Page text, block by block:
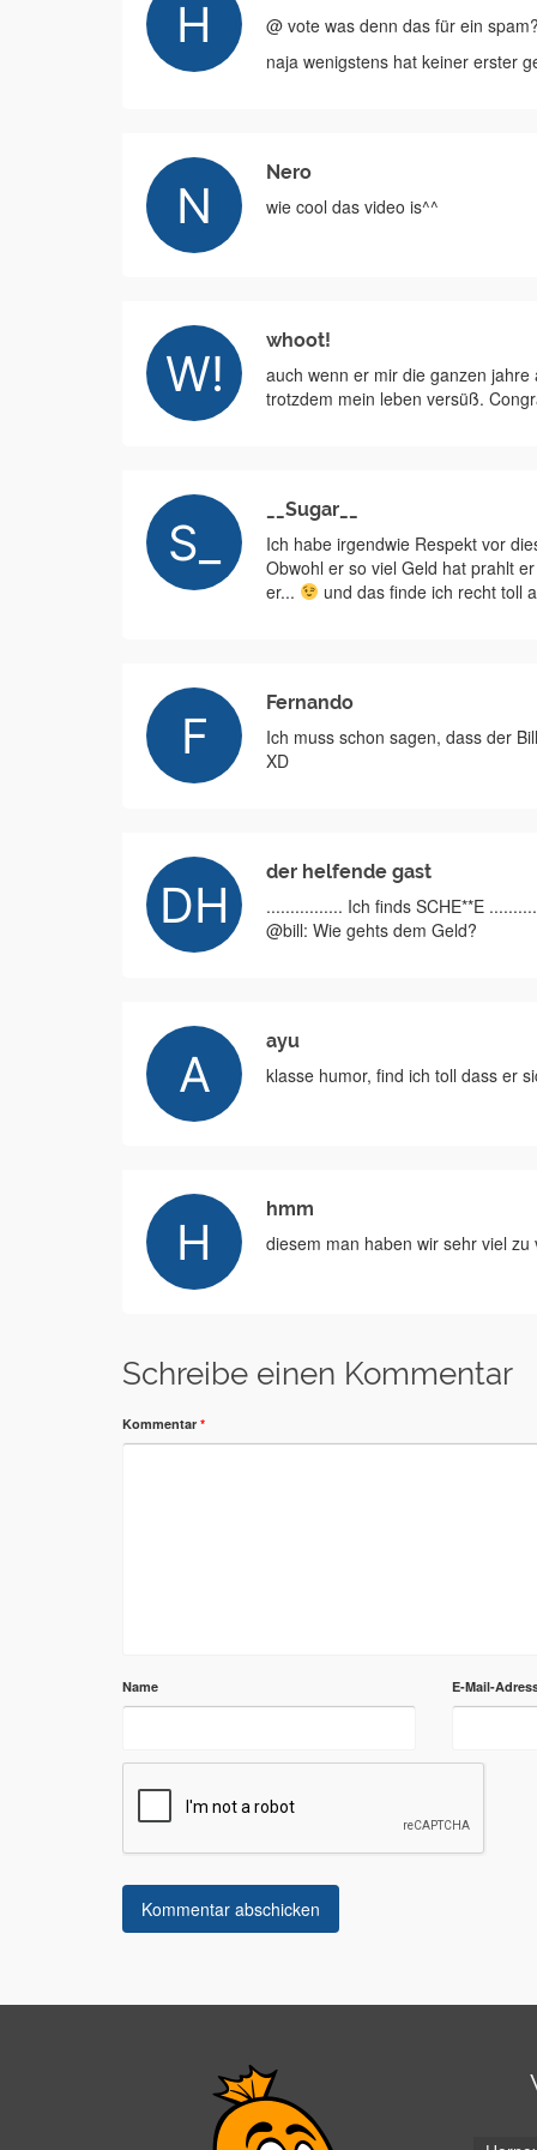
@ vote was denn das für ein
naja wenigstens hat keiner erster
Nero
wie cool das video is^^
whoot!
auch wenn er mir die ganzen
trotzdem mein leben versüß.
__Sugar__
Ich habe irgendwie Respekt vor
Obwohl er so viel Geld hat prahlt
er...
und das finde ich recht toll
Fernando
Ich muss schon sagen, dass der
XD
der helfende gast
................ Ich finds SCHE**E ..........
@bill: Wie gehts dem Geld?
ayu
klasse humor, find ich toll dass er
hmm
diesem man haben wir sehr viel zu
Schreibe einen Kommentar
Kommentar *
Name E-Mail-